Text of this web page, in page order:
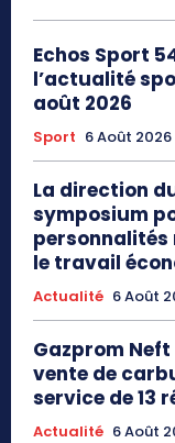
Echos Sport
l’actualité
août 2026
Sport 6 Août 2026
La direction
symposium
personnalités
le travail
Actualité 6 Août
Gazprom
vente de
service de 13
Actualité 6 Août